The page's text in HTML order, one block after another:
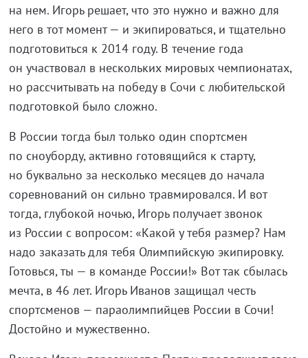
на нем. Игорь решает, что это нужно и важно для
него в тот момент — и экипироваться, и тщательно
подготовиться к 2014 году. В течение года
он участвовал в нескольких мировых чемпионатах,
но рассчитывать на победу в Сочи с любительской
подготовкой было сложно.
В России тогда был только один спортсмен
по сноуборду, активно готовящийся к старту,
но буквально за несколько месяцев до начала
соревнований он сильно травмировался. И вот
тогда, глубокой ночью, Игорь получает звонок
из России с вопросом: «Какой у тебя размер? Нам
надо заказать для тебя Олимпийскую экипировку.
Готовься, ты — в команде России!» Вот так сбылась
мечта, в 46 лет. Игорь Иванов защищал честь
спортсменов — параолимпийцев России в Сочи!
Достойно и мужественно.